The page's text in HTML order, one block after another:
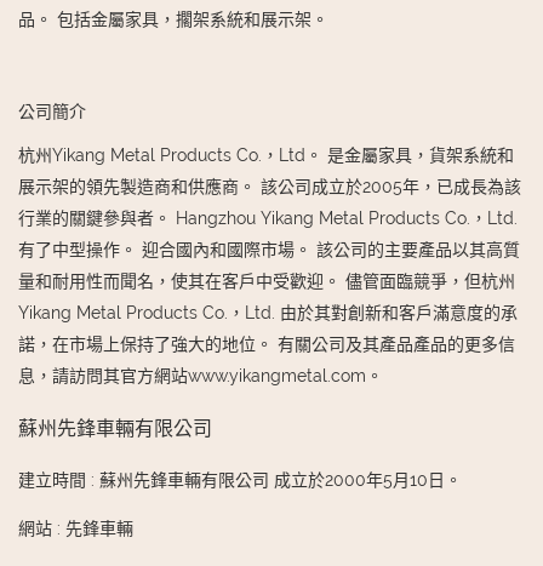
品。 包括金屬家具，擱架系統和展示架。
公司簡介
杭州Yikang Metal Products Co.，Ltd。 是金屬家具，貨架系統和
展示架的領先製造商和供應商。 該公司成立於2005年，已成長為該
行業的關鍵參與者。 Hangzhou Yikang Metal Products Co.，Ltd.
有了中型操作。 迎合國內和國際市場。 該公司的主要產品以其高質
量和耐用性而聞名，使其在客戶中受歡迎。 儘管面臨競爭，但杭州
Yikang Metal Products Co.，Ltd. 由於其對創新和客戶滿意度的承
諾，在市場上保持了強大的地位。 有關公司及其產品產品的更多信
息，請訪問其官方網站www.yikangmetal.com。
蘇州先鋒車輛有限公司
建立時間 : 蘇州先鋒車輛有限公司 成立於2000年5月10日。
網站 : 先鋒車輛